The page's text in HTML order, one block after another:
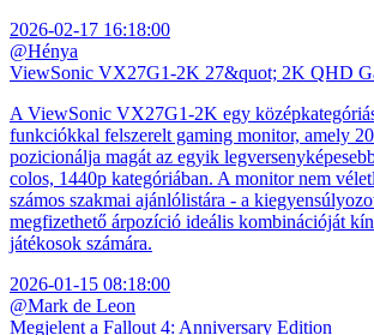
2026-02-17 16:18:00
@Hénya
ViewSonic VX27G1-2K 27&quot; 2K QHD
A ViewSonic VX27G1-2K egy
funkciókkal felszerelt gaming monitor, amely
pozicionálja magát az egyik
colos, 1440p kategóriában. A monitor nem
számos szakmai ajánlólistára - a
megfizethető árpozíció ideális kombinációját
játékosok számára.
2026-01-15 08:18:00
@Mark de Leon
Megjelent a Fallout 4: Anniversary Edition